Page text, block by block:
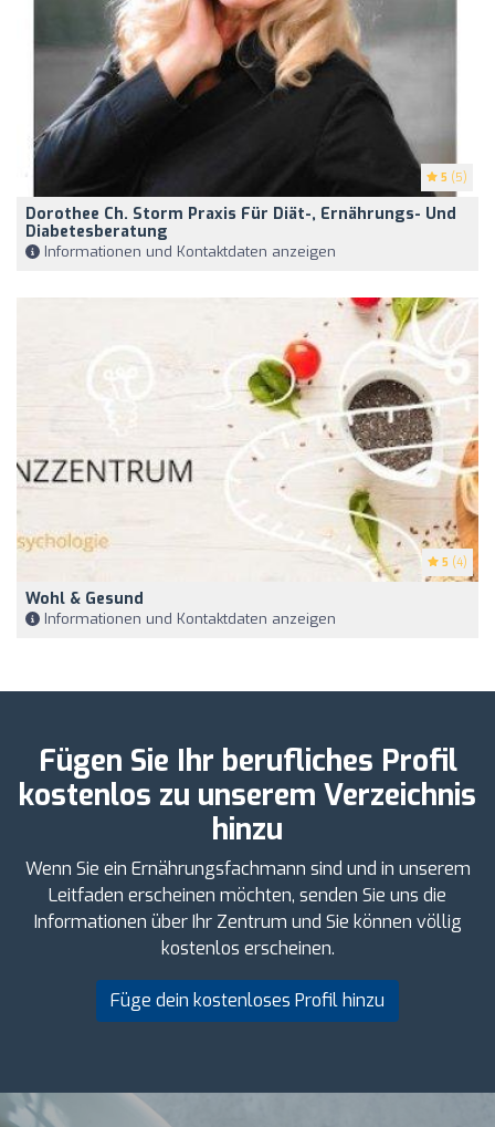
5 (5)
Dorothee Ch. Storm Praxis Für Diät-, Ernährungs- Und
Diabetesberatung
Informationen und Kontaktdaten anzeigen
5 (4)
Wohl & Gesund
Informationen und Kontaktdaten anzeigen
Fügen Sie Ihr berufliches Profil
kostenlos zu unserem Verzeichnis
hinzu
Wenn Sie ein Ernährungsfachmann sind und in unserem
Leitfaden erscheinen möchten, senden Sie uns die
Informationen über Ihr Zentrum und Sie können völlig
kostenlos erscheinen.
Füge dein kostenloses Profil hinzu